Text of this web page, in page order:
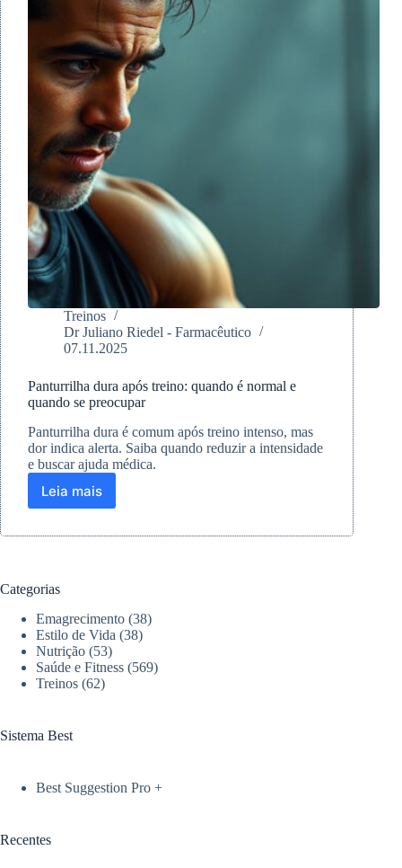
Treinos
Dr Juliano Riedel - Farmacêutico
07.11.2025
Panturrilha dura após treino: quando é normal e
quando se preocupar
Panturrilha dura é comum após treino intenso, mas
dor indica alerta. Saiba quando reduzir a intensidade
e buscar ajuda médica.
Leia maisPanturrilha
após
e
quando
se
preocupar
Categorias
Emagrecimento (38)
Estilo de Vida (38)
Nutrição (53)
Saúde e Fitness (569)
Treinos (62)
Sistema Best
Best Suggestion Pro +
Recentes